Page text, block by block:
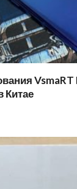
Китае